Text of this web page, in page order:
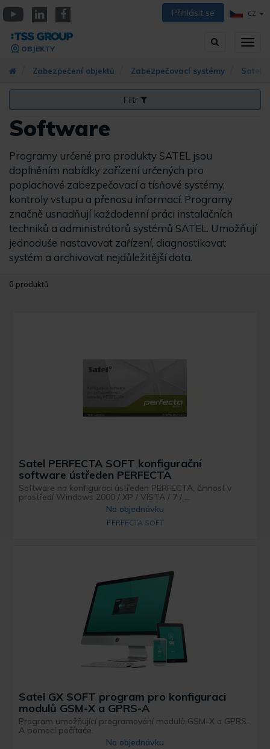
Přejít
k
hlavnímu
obsahu
Přihlásit se CZ
Vyhledávání
OBJEKTY
Zabezpečení objektů Zabezpečovací systémy Satel
Filtr
Software
Programy určené pro produkty SATEL jsou
doplněním nabídky zařízení určených pro
poplachové zabezpečovací a tísňové systémy,
kontroly vstupu a přenosu informací. Programy
značně usnadňují každodenní práci instalačních
techniků a administrátorů systémů SATEL. Umožňují
jednoduše nastavovat zařízení, diagnostikovat
systém a archivovat nejdůležitější data.
6 produktů
Satel PERFECTA SOFT konfigurační
software ústředen PERFECTA
Software na konfiguraci ústředen PERFECTA, činnost v
prostředí Windows 2000 / XP / VISTA / 7 / ...
Na objednávku
PERFECTA SOFT
Satel GX SOFT program pro konfiguraci
modulů GSM-X a GPRS-A
Program umožňující programování modulů GSM-X a GPRS-
A pomocí počítače.
Na objednávku